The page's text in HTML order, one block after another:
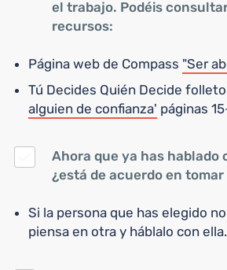
el trabajo. Podéis
recursos:
Página web de Compass "Ser
Tú Decides Quién Decide
alguien de confianza' páginas
Ahora que ya has hablado
¿está de acuerdo en
Si la persona que has elegido
piensa en otra y háblalo con ella.